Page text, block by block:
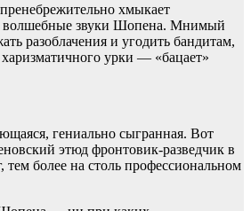
хмыкает
звуки Шопена. Мнимый
разоблачения и угодить бандитам,
урки — «бацает»
гениально сыгранная. Вот
этюд фронтовик-разведчик в
тем более на столь профессиональном